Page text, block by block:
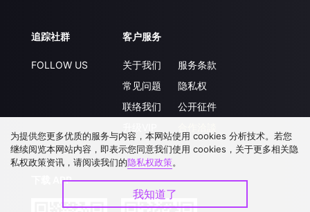
追踪社群
FOLLOW US
客户服务
关于我们
常见问题
联络我们
服务条款
隐私权
公开征件
下载 APP
为提供您更多优质的服务与内容，本网站使用 cookies 分析技术。若您
继续阅览本网站内容，即表示您同意我们使用 cookies，关于更多相关隐
私权政策资讯，请阅读我们的隐私权政策。
我知道了